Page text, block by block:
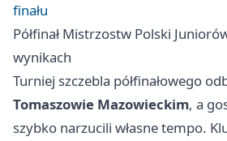
finału
Półfinał Mistrzostw Polski
wynikach
Turniej szczebla półfinałowego
Tomaszowie Mazowieckim, a
szybko narzucili własne tempo.